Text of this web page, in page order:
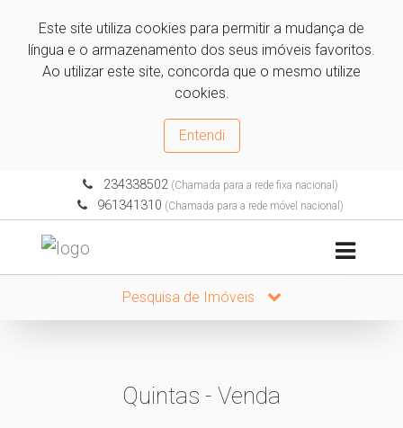
Este site utiliza cookies para permitir a mudança de
língua e o armazenamento dos seus imóveis favoritos.
Ao utilizar este site, concorda que o mesmo utilize
cookies.
Entendi
234338502(Chamada para a rede fixa nacional)
961341310 (Chamada para a rede móvel nacional)
Pesquisa de Imóveis
Quintas - Venda